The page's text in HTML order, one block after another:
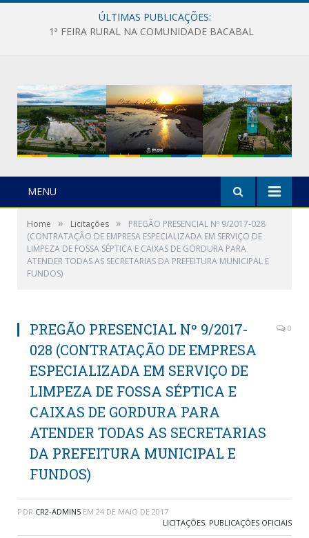
ÚLTIMAS PUBLICAÇÕES:
1ª FEIRA RURAL NA COMUNIDADE BACABAL
MENU
Home » Licitações »
PREGÃO PRESENCIAL Nº 9/2017-028
(CONTRATAÇÃO DE EMPRESA ESPECIALIZADA EM SERVIÇO DE
LIMPEZA DE FOSSA SÉPTICA E CAIXAS DE GORDURA PARA
ATENDER TODAS AS SECRETARIAS DA PREFEITURA MUNICIPAL E
FUNDOS)
PREGÃO PRESENCIAL Nº 9/2017-
028 (CONTRATAÇÃO DE EMPRESA
ESPECIALIZADA EM SERVIÇO DE
LIMPEZA DE FOSSA SÉPTICA E
CAIXAS DE GORDURA PARA
ATENDER TODAS AS SECRETARIAS
DA PREFEITURA MUNICIPAL E
FUNDOS)
0
POR CR2-ADMIN5 EM 24 DE MAIO DE 2017
LICITAÇÕES, PUBLICAÇÕES OFICIAIS